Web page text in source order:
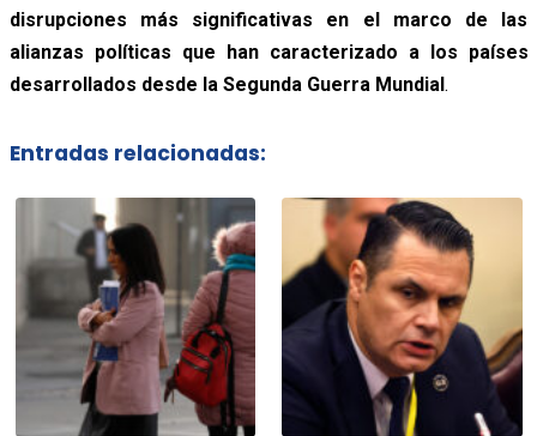
disrupciones más significativas en el marco de las
alianzas políticas que han caracterizado a los países
desarrollados desde la Segunda Guerra Mundial.
Entradas relacionadas: